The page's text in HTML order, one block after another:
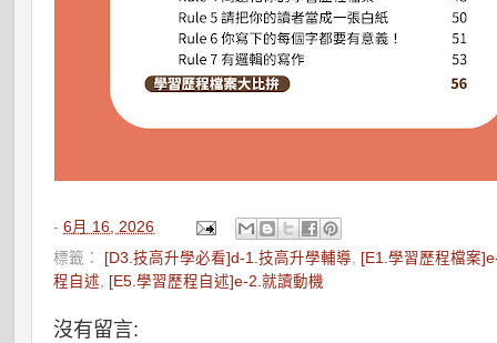
-6月 16, 2026
標籤： [D3.技高升學必看]d-1.技高升學輔導
[E1.學習歷程檔案
程自述
[E5.學習歷程自述]e-2.就讀動機
沒有留言: